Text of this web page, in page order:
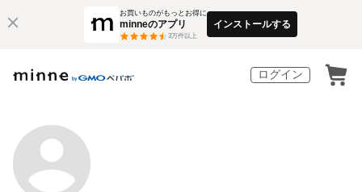
お買いものがもっとお得に
minneのアプリ
3万件以上
インストールする
ログイン